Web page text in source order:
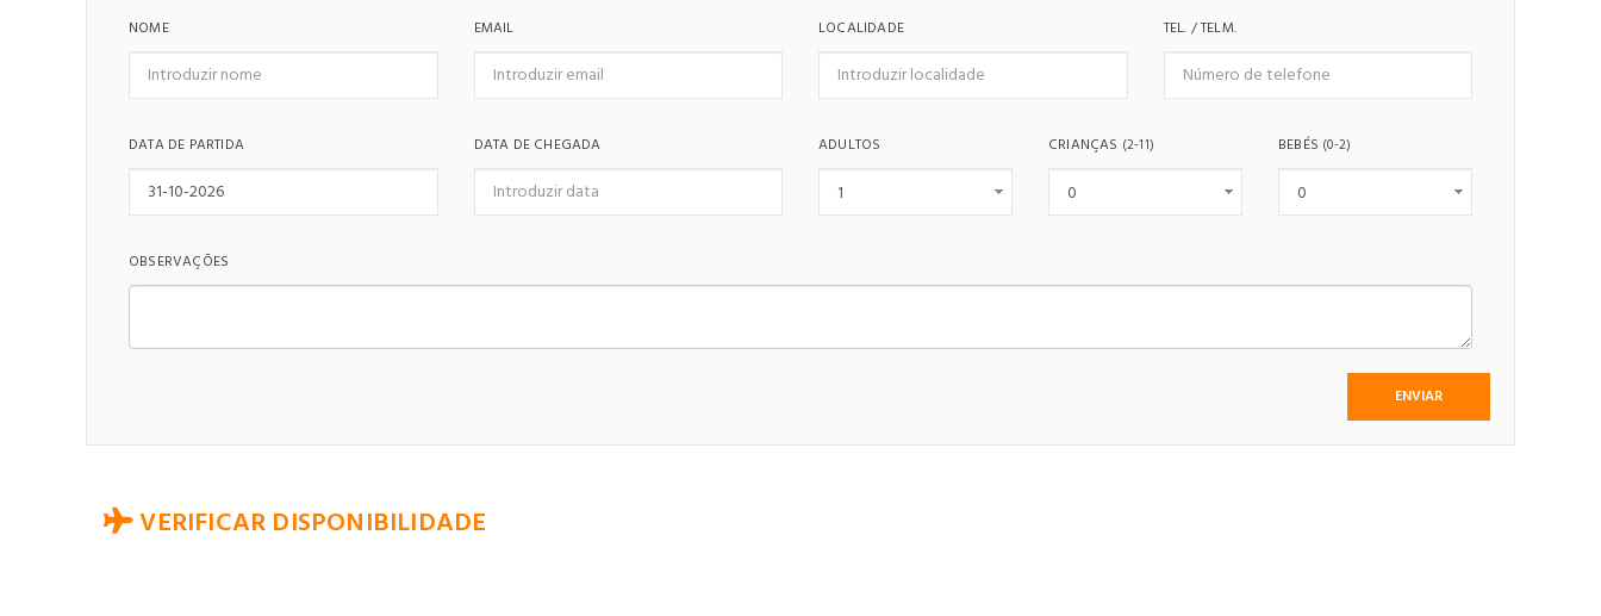
NOME EMAIL LOCALIDADE TEL. / TELM.
DATA DE PARTIDA DATA DE CHEGADA ADULTOS CRIANÇAS (2-11) BEBÉS (0-2)
OBSERVAÇÕES
VERIFICAR DISPONIBILIDADE